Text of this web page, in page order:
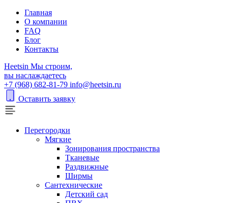
Главная
О компании
FAQ
Блог
Контакты
Heetsin Мы строим,
вы наслаждаетесь
+7 (968) 682-81-79 info@heetsin.ru
Оставить заявку
Перегородки
Мягкие
Зонирования пространства
Тканевые
Раздвижные
Ширмы
Сантехнические
Детский сад